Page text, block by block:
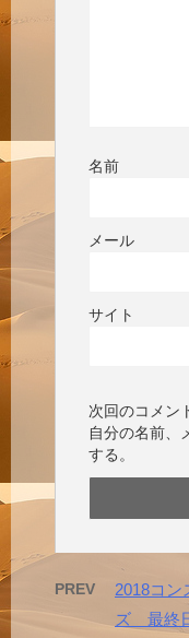
名前
メール
サイト
次回のコメン
自分の名前、
する。
PREV
2018コン
ズ 最終